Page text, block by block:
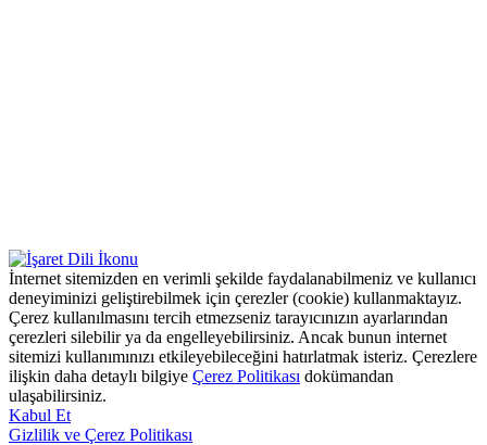
İnternet sitemizden en verimli şekilde faydalanabilmeniz ve kullanıcı
deneyiminizi geliştirebilmek için çerezler (cookie) kullanmaktayız.
Çerez kullanılmasını tercih etmezseniz tarayıcınızın ayarlarından
çerezleri silebilir ya da engelleyebilirsiniz. Ancak bunun internet
sitemizi kullanımınızı etkileyebileceğini hatırlatmak isteriz. Çerezlere
ilişkin daha detaylı bilgiye Çerez Politikası dokümandan
ulaşabilirsiniz.
Kabul Et
Gizlilik ve Çerez Politikası